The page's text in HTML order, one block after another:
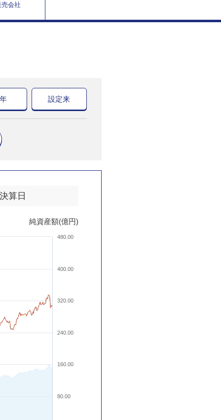
会社
設定来
決算日
純資産額(億円)
400.00
80.00
160.00
240.00
320.00
480.00